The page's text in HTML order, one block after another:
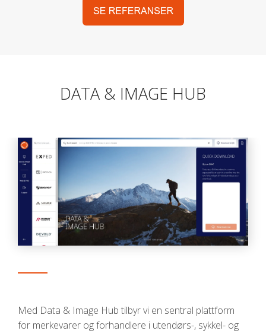
DATA & IMAGE HUB
Med Data & Image Hub tilbyr vi en sentral plattform
for merkevarer og forhandlere i utendørs-, sykkel- og